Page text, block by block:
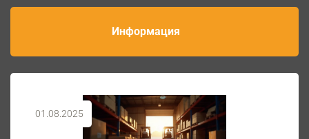
Информация
01.08.2025